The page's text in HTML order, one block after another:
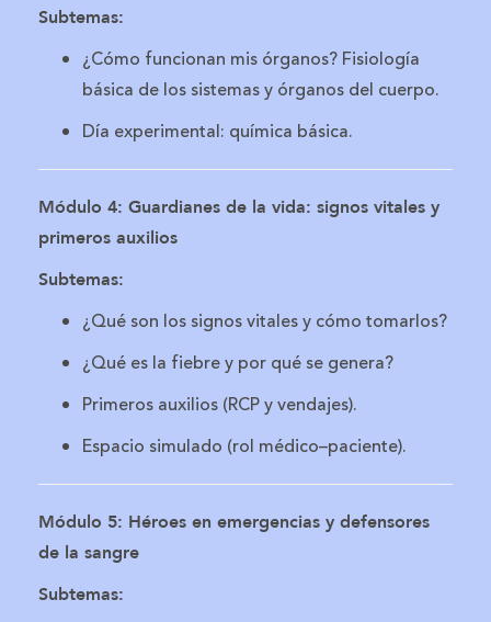
Subtemas:
¿Cómo funcionan mis órganos? Fisiología
básica de los sistemas y órganos del cuerpo.
Día experimental: química básica.
Módulo 4: Guardianes de la vida: signos vitales y
primeros auxilios
Subtemas:
¿Qué son los signos vitales y cómo tomarlos?
¿Qué es la fiebre y por qué se genera?
Primeros auxilios (RCP y vendajes).
Espacio simulado (rol médico–paciente).
Módulo 5: Héroes en emergencias y defensores
de la sangre
Subtemas: